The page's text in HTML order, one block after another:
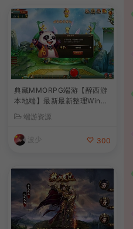
典藏MMORPG端游【醉西游
本地端】最新最新整理Win系
服务端+PC客户端+GM后台
+详细搭建教程
端游资源
波少 300